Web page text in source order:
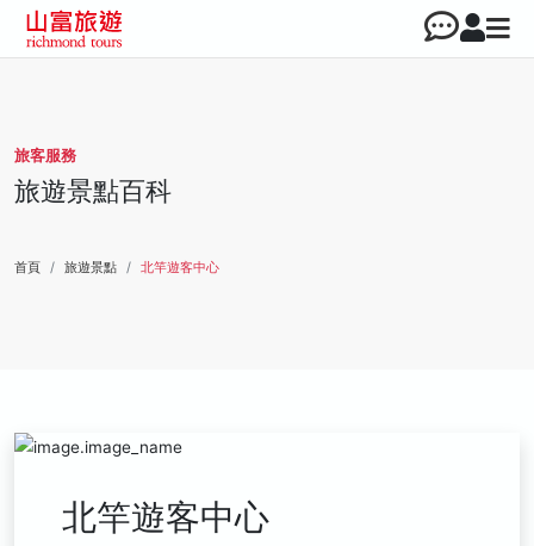
旅客服務
旅遊景點百科
首頁 旅遊景點 北竿遊客中心
北竿遊客中心